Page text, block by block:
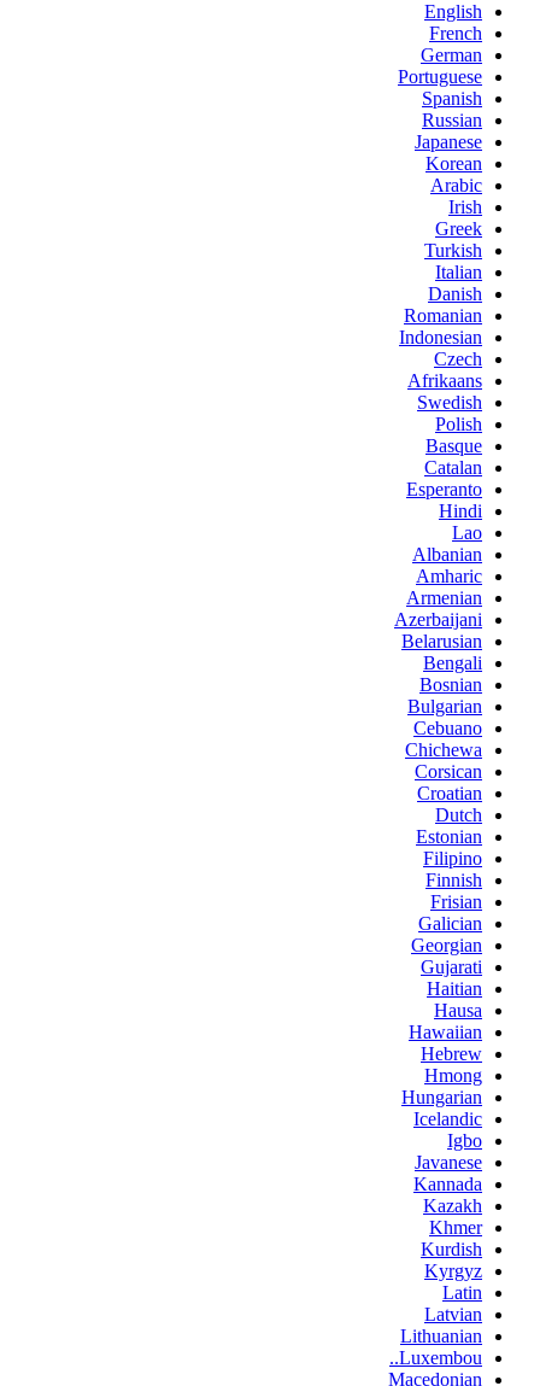
English
French
German
Portuguese
Spanish
Russian
Japanese
Korean
Arabic
Irish
Greek
Turkish
Italian
Danish
Romanian
Indonesian
Czech
Afrikaans
Swedish
Polish
Basque
Catalan
Esperanto
Hindi
Lao
Albanian
Amharic
Armenian
Azerbaijani
Belarusian
Bengali
Bosnian
Bulgarian
Cebuano
Chichewa
Corsican
Croatian
Dutch
Estonian
Filipino
Finnish
Frisian
Galician
Georgian
Gujarati
Haitian
Hausa
Hawaiian
Hebrew
Hmong
Hungarian
Icelandic
Igbo
Javanese
Kannada
Kazakh
Khmer
Kurdish
Kyrgyz
Latin
Latvian
Lithuanian
Luxembou..
Macedonian